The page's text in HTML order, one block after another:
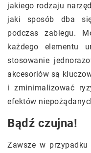
jakiego rodzaju
jaki sposób dba
podczas zabiegu.
każdego elementu
stosowanie
akcesoriów są
i zminimalizować
efektów
Bądź czujna!
Zawsze w